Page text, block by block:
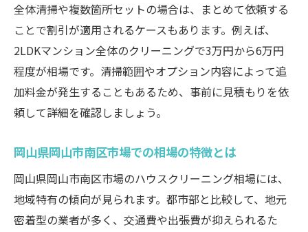
全体清掃や複数箇所セットの場合は、まとめて依頼する
ことで割引が適用されるケースもあります。例えば、
2LDKマンション全体のクリーニングで3万円から6万円
程度が相場です。清掃範囲やオプション内容によって追
加料金が発生することもあるため、事前に見積もりを依
頼して詳細を確認しましょう。
岡山県岡山市南区市場での相場の特徴とは
岡山県岡山市南区市場のハウスクリーニング相場には、
地域特有の傾向が見られます。都市部と比較して、地元
密着型の業者が多く、交通費や出張費が抑えられるた